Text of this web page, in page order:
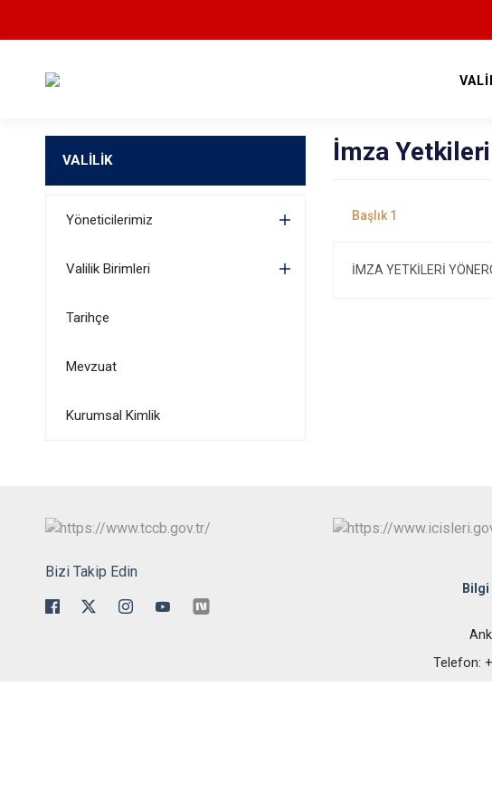
VALİLİK
Yöneticilerimiz
Valilik Birimleri
Tarihçe
Mevzuat
Kurumsal Kimlik
İmza
İMZA YETKİLERİ
Bizi Takip Edin
Telefon: